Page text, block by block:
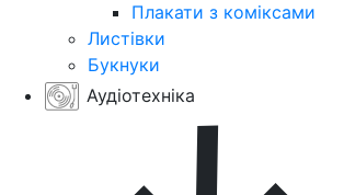
Плакати з коміксами
Листівки
Букнуки
Аудіотехніка